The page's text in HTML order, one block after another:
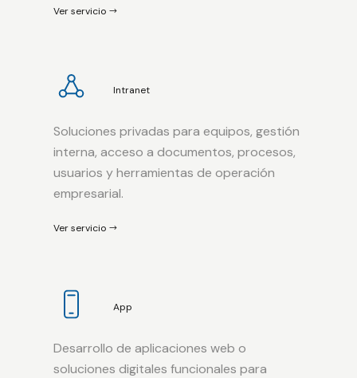
Ver servicio
Intranet
Soluciones privadas para equipos, gestión
interna, acceso a documentos, procesos,
usuarios y herramientas de operación
empresarial.
Ver servicio
App
Desarrollo de aplicaciones web o
soluciones digitales funcionales para